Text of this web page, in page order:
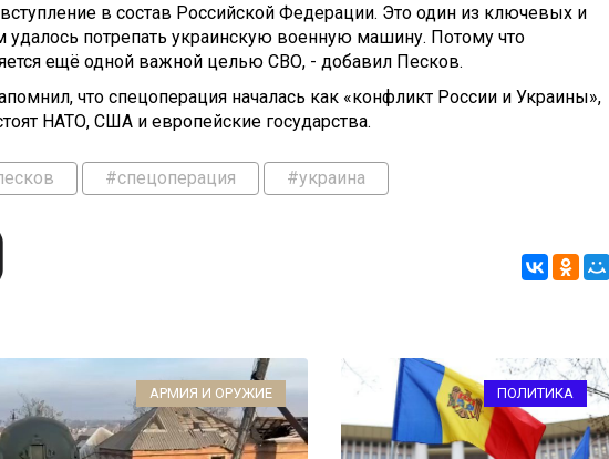
вступление в состав Российской Федерации. Это один из ключевых и
удалось потрепать украинскую военную машину. Потому что
ещё одной важной целью СВО, - добавил Песков.
что спецоперация началась как «конфликт России и Украины»,
НАТО, США и европейские государства.
#спецоперация #украина
АРМИЯ И ОРУЖИЕ ПОЛИТИКА